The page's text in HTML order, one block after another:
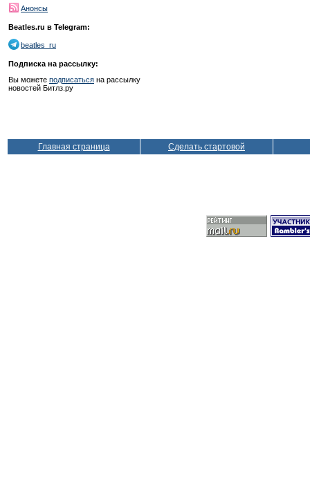
Анонсы
Beatles.ru в Telegram:
beatles_ru
Подписка на рассылку:
Вы можете подписаться на рассылку
новостей Битлз.ру
Главная страница Сделать стартовой